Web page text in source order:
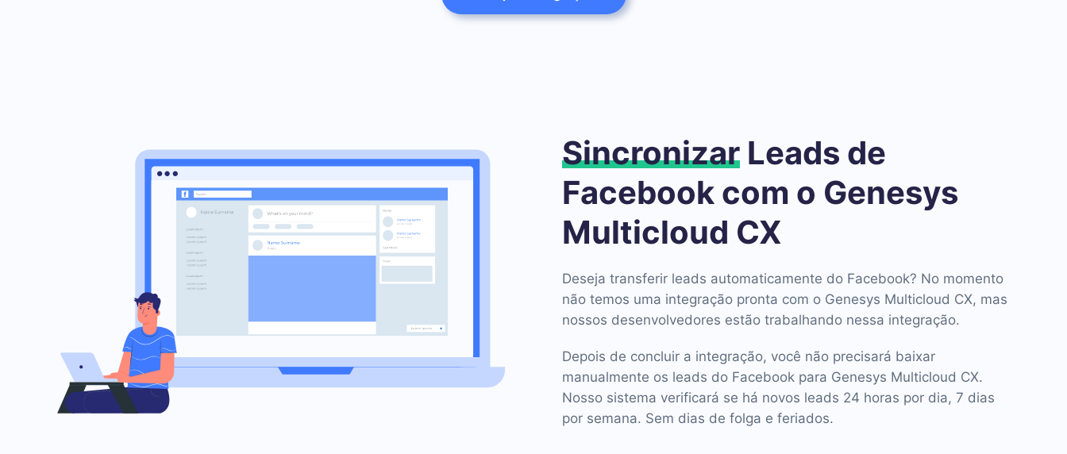
Sincronizar Leads de
Facebook com o Genesys
Multicloud CX
Deseja transferir leads automaticamente do Facebook? No momento
não temos uma integração pronta com o Genesys Multicloud CX, mas
nossos desenvolvedores estão trabalhando nessa integração.
Depois de concluir a integração, você não precisará baixar
manualmente os leads do Facebook para Genesys Multicloud CX.
Nosso sistema verificará se há novos leads 24 horas por dia, 7 dias
por semana. Sem dias de folga e feriados.